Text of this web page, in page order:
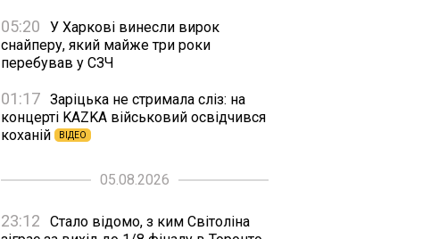
05:20
У Харкові винесли вирок
снайперу, який майже три роки
перебував у СЗЧ
01:17 Заріцька не стримала сліз: на
концерті KAZKA військовий освідчився
коханій
ВІДЕО
05.08.2026
23:12
Стало відомо, з ким Світоліна